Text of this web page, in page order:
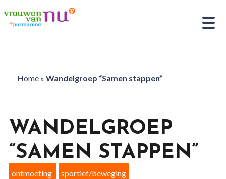
Home» Wandelgroep “Samen stappen”
WANDELGROEP
“SAMEN STAPPEN”
ontmoeting sportief/beweging